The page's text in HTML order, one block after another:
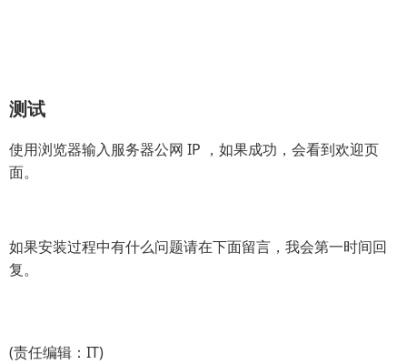
测试
使用浏览器输入服务器公网 IP ，如果成功，会看到欢迎页
面。
如果安装过程中有什么问题请在下面留言，我会第一时间回
复。
(责任编辑：IT)